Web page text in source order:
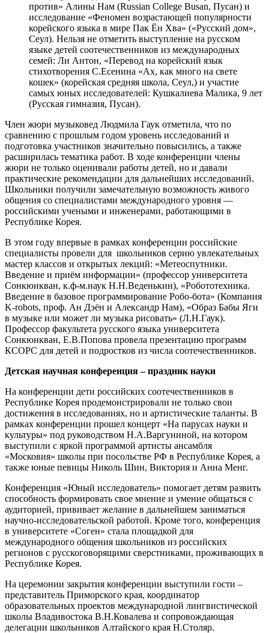
против» Алины Нам (Russian College Busan, Пусан) и
исследование «Феномен возрастающей популярности
корейского языка в мире Пак Ён Хва» («Русский дом»,
Сеул). Нельзя не отметить выступление на русском
языке детей соотечественников из международных
семей: Ли Антон, «Перевод на корейский язык
стихотворения С.Есенина «Ах, как много на свете
кошек» (корейская средняя школа, Сеул,) и участие
самых юных исследователей: Кушкалиева Малика, 9 лет
(Русская гимназия, Пусан).
Член жюри музыковед Людмила Гаук отметила, что по
сравнению с прошлым годом уровень исследований и
подготовка участников значительно повысились, а также
расширилась тематика работ. В ходе конференции члены
жюри не только оценивали работы детей, но и давали
практические рекомендации для дальнейших исследований.
Школьники получили замечательную возможность живого
общения со специалистами международного уровня —
российскими учеными и инженерами, работающими в
Республике Корея.
В этом году впервые в рамках конференции российские
специалисты провели для школьников серию увлекательных
мастер классов и открытых лекций: «Метеоспутники.
Введение и приём информации» (профессор университета
Сонкюнкван, к.ф-м.наук Н.Н.Веденькин), «Робототехника.
Введение в базовое программирование Робо-бота» (Компания
K-robots, проф. Ан Дэён и Александр Нам), «Образ Бабы Яги
в музыке или может ли музыка рисовать» (Л.Н.Гаук).
Профессор факультета русского языка университета
Сонкюнкван, Е.В.Попова провела презентацию программ
КСОРС для детей и подростков из числа соотечественников.
Детская научная конференция – праздник науки
На конференции дети российских соотечественников в
Республике Корея продемонстрировали не только свои
достижения в исследованиях, но и артистические таланты. В
рамках конференции прошел концерт «На парусах науки и
культуры» под руководством Н.А.Варгуниной, на котором
выступили с яркой программой артисты ансамбля
«Московия» школы при посольстве РФ в Республике Корея, а
также юные певицы Николь Шин, Виктория и Анна Менг.
Конференция «Юный исследователь» помогает детям развить
способность формировать свое мнение и умение общаться с
аудиторией, прививает желание в дальнейшем заниматься
научно-исследовательской работой. Кроме того, конференция
в университете «Соген» стала площадкой для
международного общения школьников из российских
регионов с русскоговорящими сверстниками, проживающих в
Республике Корея.
На церемонии закрытия конференции выступили гости –
представитель Приморского края, координатор
образовательных проектов международной лингвистической
школы Владивостока В.Н.Ковалева и сопровождающая
делегации школьников Алтайского края Н.Столяр.